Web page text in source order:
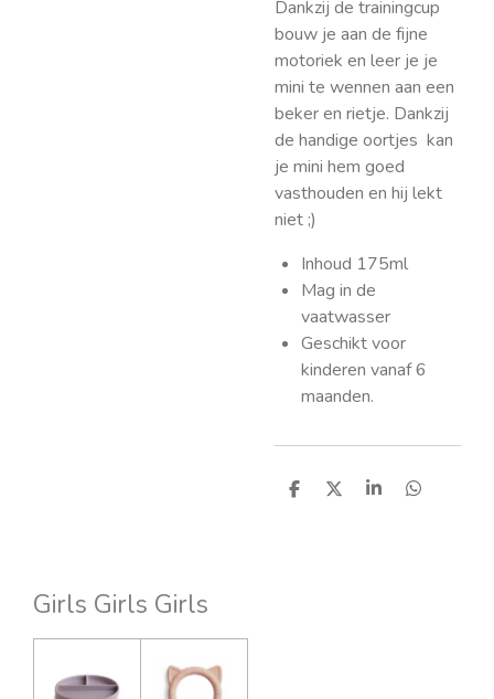
Dankzij de trainingcup
bouw je aan de fijne
motoriek en leer je je
mini te wennen aan een
beker en rietje. Dankzij
de handige oortjes kan
je mini hem goed
vasthouden en hij lekt
niet ;)
Inhoud 175ml
Mag in de
vaatwasser
Geschikt voor
kinderen vanaf 6
maanden.
D
D
S
D
Girls Girls Girls